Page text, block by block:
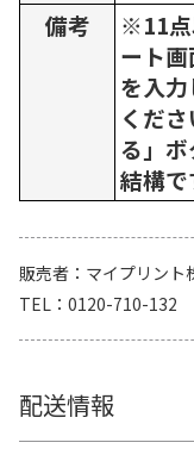
備考
※11点
ート
を入
くだ
る」
結構で
販売者
マイプリント
TEL
0120-710-132
配送情報